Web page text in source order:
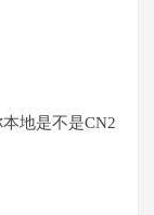
地是不是CN2